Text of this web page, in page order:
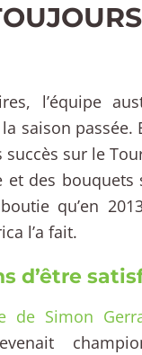
l’équipe
saison passée.
succès sur le
et des
qu’en
l’a fait.
d’être
de Simon